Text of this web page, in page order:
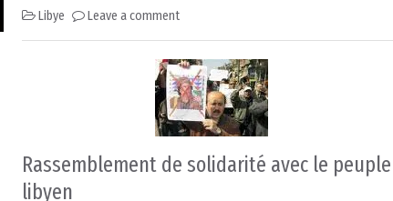
Libye Leave a comment
Rassemblement de solidarité avec le peuple
libyen